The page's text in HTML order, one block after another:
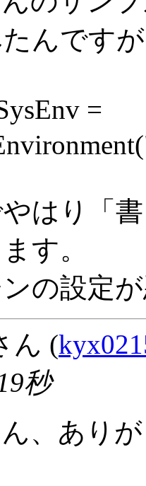
んですが
=
はり「
す。
の設定
ん (
秒
、あり